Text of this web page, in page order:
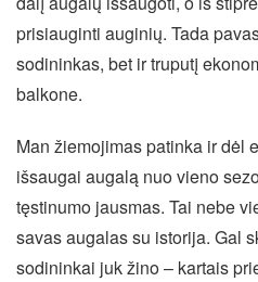
prisiauginti auginių. Tada
sodininkas, bet ir truputį
balkone.
Man žiemojimas patinka ir dėl
išsaugai augalą nuo vieno
tęstinumo jausmas. Tai nebe
savas augalas su istorija. Gal
sodininkai juk žino – kartais